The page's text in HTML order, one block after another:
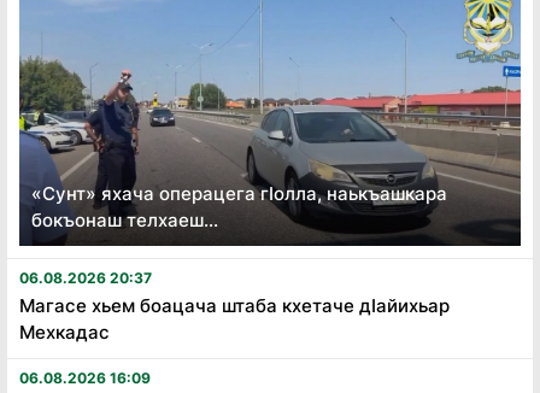
«Сунт» яхача операцега гӏолла, наькъашкара
бокъонаш телхаеш...
06.08.2026 20:37
Магасе хьем боацача штаба кхетаче дӏайихьар
Мехкадас
06.08.2026 16:09